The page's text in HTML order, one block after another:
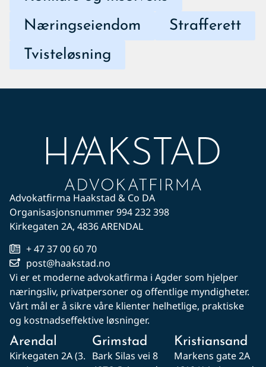
Næringseiendom
Strafferett
Tvisteløsning
Advokatfirma Haakstad & Co DA
Organisasjonsnummer 994 232 398
Kirkegaten 2A, 4836 ARENDAL
+ 47 37 00 60 70
post@haakstad.no
Vi er et moderne advokatfirma i Agder som hjelper
næringsliv, privatpersoner og offentlige myndigheter.
Vårt mål er å sikre våre klienter helhetlige, praktiske
og kostnadseffektive løsninger.
Arendal
Kirkegaten 2A (3.
Grimstad
Bark Silas vei 8
Kristiansand
Markens gate 2A